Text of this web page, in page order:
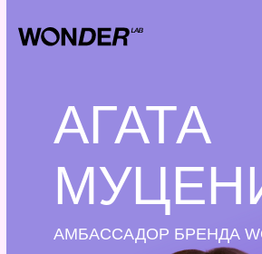
МУЦЕНИЕЦЕ
АМБАССАДОР БРЕНДА WONDER LAB